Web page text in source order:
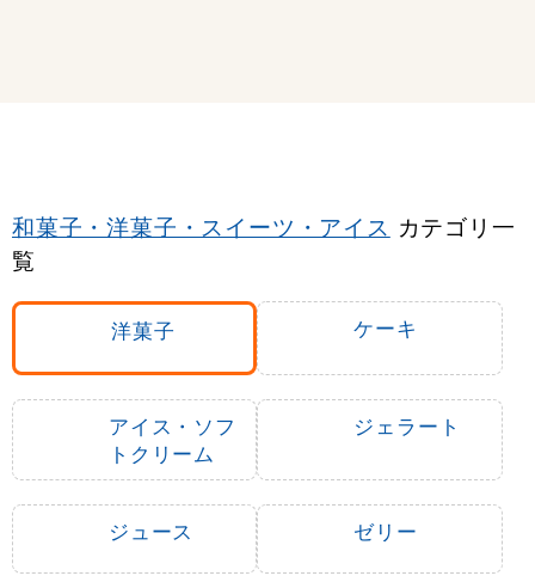
和菓子・洋菓子・スイーツ・アイス カテゴリ一
覧
洋菓子 ケーキ
アイス・ソフ
トクリーム
ジェラート
ジュース ゼリー